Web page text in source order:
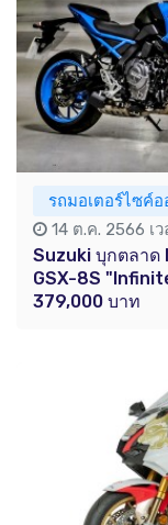
รถมอเตอร์ไซค์
14 ต.ค. 2566 เ
Suzuki บุกตลาด
GSX-8S
379,000 บาท